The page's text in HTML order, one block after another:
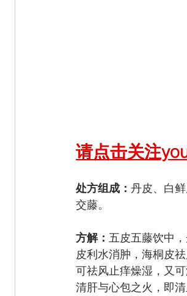
请点击关注
处方组成： 丹皮、白
交藤。
方解： 五皮五藤饮中
皮利水消肿，海桐皮
可祛风止痒燥湿，又
清肝与心包之火，即